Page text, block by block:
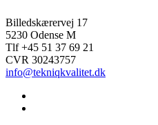
Billedskærervej 17
5230 Odense M
Tlf +45 51 37 69 21
CVR 30243757
info@tekniqkvalitet.dk